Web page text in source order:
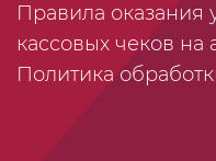
Правила оказания
кассовых чеков
Политика